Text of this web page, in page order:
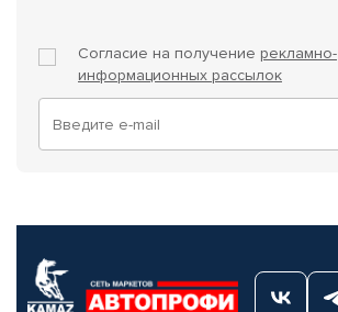
Согласие на получение рекламно-
информационных рассылок